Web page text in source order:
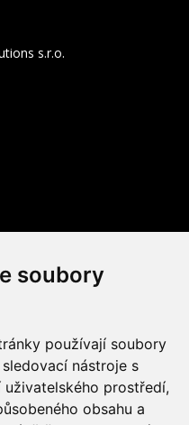
soubory
používají soubory
nástroje s
uživatelského prostředí,
obsahu a
s.r.o.